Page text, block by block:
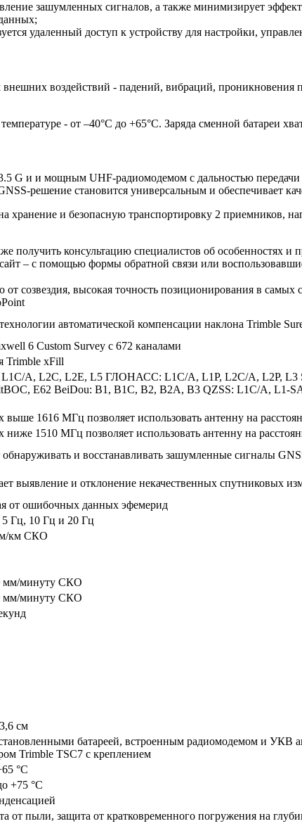
зашумленных сигналов, а также минимизирует
удаленный доступ к устройству для настройки,
воздействий - падений, вибраций,
- от –40°C до +65°C. Заряда сменной батареи
G и и мощным UHF-радиомодемом с дальностью
решение становится универсальным и обеспечивает
и безопасную транспортировку 2 приемников,
получить консультацию специалистов об особенностях
– с помощью формы обратной связи или
от созвездия, высокая точность позиционирования в
автоматической компенсации наклона Trimble
6 Custom Survey с 672 каналами
Trimble xFill
L1C/A, L2C, L2E, L5 ГЛОНАСС: L1C/A, L1P, L2C/A, L2P,
E62 BeiDou: B1, B1C, B2, B2A, B3 QZSS: L1C/A, L1-
выше 1616 МГц позволяет использовать антенну на
ниже 1510 МГц позволяет использовать антенну на
и восстанавливать зашумленные сигналы
выявление и отклонение некачественных спутниковых
от ошибочных данных эфемерид
Гц, 10 Гц и 20 Гц
км СКО
мм/минуту СКО
мм/минуту СКО
см
батареей, встроенным радиомодемом и УКВ
Trimble TSC7 с креплением
°C
+75 °C
от пыли, защита от кратковременного погружения на